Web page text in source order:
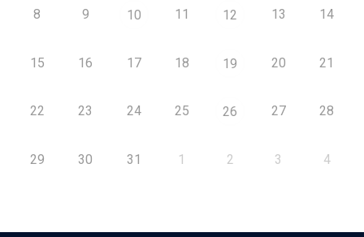
8 9 10 11 12 13 14
15 16 17 18 19 20 21
22 23 24 25 26 27 28
29 30 31 1 2 3 4